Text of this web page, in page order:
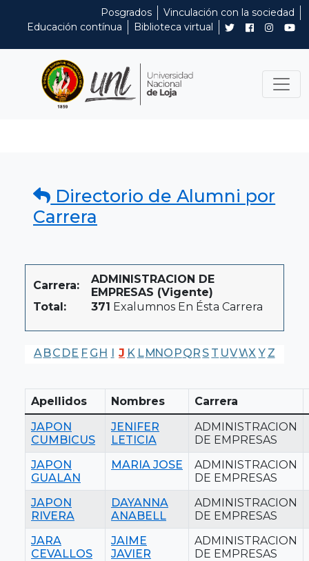
Posgrados
Vinculación con la sociedad
Educación contínua
Biblioteca virtual
Directorio de Alumni por
Carrera
Carrera:
ADMINISTRACION DE
EMPRESAS (Vigente)
Total:
371 Exalumnos En Ésta Carrera
A BC DE F G H I J K LMNO PQR S T UVWX Y Z
Apellidos Nombres
Carrera
JAPON
CUMBICUS
JENIFER
LETICIA
ADMINISTRACION
DE EMPRESAS
JAPON
GUALAN
MARIA JOSE
ADMINISTRACION
DE EMPRESAS
JAPON
RIVERA
DAYANNA
ANABELL
ADMINISTRACION
DE EMPRESAS
JARA
CEVALLOS
JAIME
JAVIER
ADMINISTRACION
DE EMPRESAS